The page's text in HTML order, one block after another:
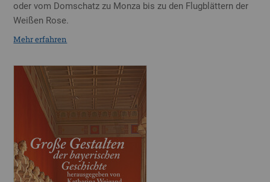
oder vom Domschatz zu Monza bis zu den Flugblättern der
Weißen Rose.
Mehr erfahren